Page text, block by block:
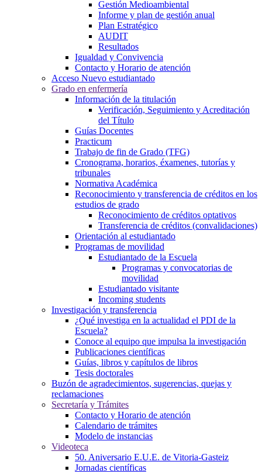
Gestión Medioambiental
Informe y plan de gestión anual
Plan Estratégico
AUDIT
Resultados
Igualdad y Convivencia
Contacto y Horario de atención
Acceso Nuevo estudiantado
Grado en enfermería
Información de la titulación
Verificación, Seguimiento y Acreditación
del Título
Guías Docentes
Practicum
Trabajo de fin de Grado (TFG)
Cronograma, horarios, éxamenes, tutorías y
tribunales
Normativa Académica
Reconocimiento y transferencia de créditos en los
estudios de grado
Reconocimiento de créditos optativos
Transferencia de créditos (convalidaciones)
Orientación al estudiantado
Programas de movilidad
Estudiantado de la Escuela
Programas y convocatorias de
movilidad
Estudiantado visitante
Incoming students
Investigación y transferencia
¿Qué investiga en la actualidad el PDI de la
Escuela?
Conoce al equipo que impulsa la investigación
Publicaciones científicas
Guías, libros y capítulos de libros
Tesis doctorales
Buzón de agradecimientos, sugerencias, quejas y
reclamaciones
Secretaría y Trámites
Contacto y Horario de atención
Calendario de trámites
Modelo de instancias
Videoteca
50. Aniversario E.U.E. de Vitoria-Gasteiz
Jornadas científicas